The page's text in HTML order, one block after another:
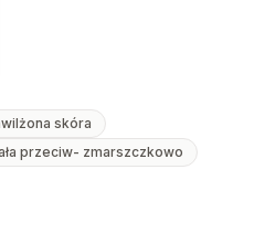
skóra
przeciw- zmarszczkowo